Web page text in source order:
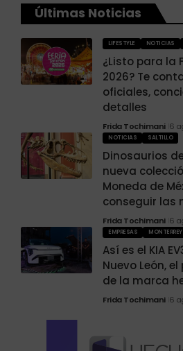
Últimas Noticias
LIFESTYLE NOTICIAS
¿Listo para la
2026? Te
oficiales,
detalles
Frida Tochimani 6
NOTICIAS SALTILLO
Dinosaurios
nueva
Moneda de
conseguir las
Frida Tochimani 6
EMPRESAS MONTERREY
Así es el KIA
Nuevo León,
de la marca
Frida Tochimani 6